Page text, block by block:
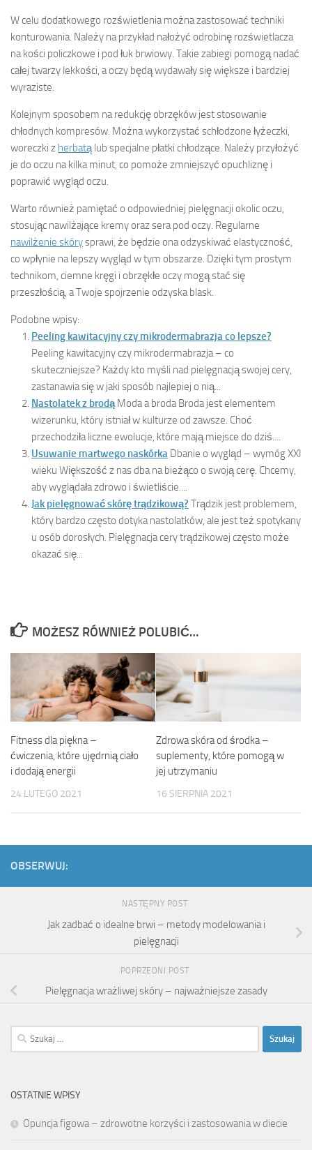
W celu dodatkowego rozświetlenia można zastosować techniki
konturowania. Należy na przykład nałożyć odrobinę rozświetlacza
na kości policzkowe i pod łuk brwiowy. Takie zabiegi pomogą nadać
całej twarzy lekkości, a oczy będą wydawały się większe i bardziej
wyraziste.
Kolejnym sposobem na redukcję obrzęków jest stosowanie
chłodnych kompresów. Można wykorzystać schłodzone łyżeczki,
woreczki z herbatąlub specjalne płatki chłodzące. Należy przyłożyć
je do oczu na kilka minut, co pomoże zmniejszyć opuchliznę i
poprawić wygląd oczu.
Warto również pamiętać o odpowiedniej pielęgnacji okolic oczu,
stosując nawilżające kremy oraz sera pod oczy. Regularne
nawilżenie skórysprawi, że będzie ona odzyskiwać elastyczność,
co wpłynie na lepszy wygląd w tym obszarze. Dzięki tym prostym
technikom, ciemne kręgi i obrzękłe oczy mogą stać się
przeszłością, a Twoje spojrzenie odzyska blask.
Podobne wpisy:
Peeling kawitacyjny czy mikrodermabrazja co lepsze?
Peeling kawitacyjny czy mikrodermabrazja – co
skuteczniejsze? Każdy kto myśli nad pielęgnacją swojej cery,
zastanawia się w jaki sposób najlepiej o nią...
Nastolatek z brodą Moda a broda Broda jest elementem
wizerunku, który istniał w kulturze od zawsze. Choć
przechodziła liczne ewolucje, które mają miejsce do dziś....
Usuwanie martwego naskórka Dbanie o wygląd – wymóg XXI
wieku Większość z nas dba na bieżąco o swoją cerę. Chcemy,
aby wyglądała zdrowo i świetliście....
Jak pielęgnować skórę trądzikową? Trądzik jest problemem,
który bardzo często dotyka nastolatków, ale jest też spotykany
u osób dorosłych. Pielęgnacja cery trądzikowej często może
okazać się...
MOŻESZ RÓWNIEŻ POLUBIĆ…
Fitness dla piękna –
ćwiczenia, które ujędrnią ciało
i dodają energii
24 LUTEGO 2021
Zdrowa skóra od środka –
suplementy, które pomogą w
jej utrzymaniu
16 SIERPNIA 2021
OBSERWUJ:
NASTĘPNY POST
Jak zadbać o idealne brwi – metody modelowania i
pielęgnacji
POPRZEDNI POST
Pielęgnacja wrażliwej skóry – najważniejsze zasady
Szukaj:
OSTATNIE WPISY
Opuncja figowa – zdrowotne korzyści i zastosowania w diecie